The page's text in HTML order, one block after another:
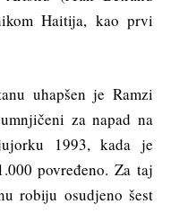
Haitija, kao prvi
uhapšen je Ramzi
za napad na
1993, kada je
povređeno. Za taj
robiju osudjeno šest